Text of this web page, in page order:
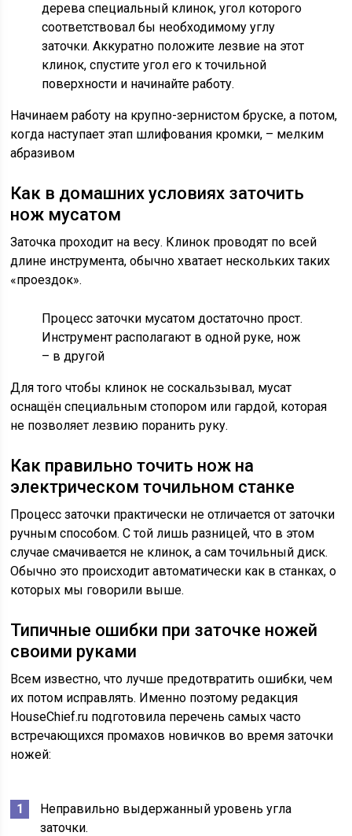
дерева специальный клинок, угол которого
соответствовал бы необходимому углу
заточки. Аккуратно положите лезвие на этот
клинок, спустите угол его к точильной
поверхности и начинайте работу.
Начинаем работу на крупно-зернистом бруске, а потом,
когда наступает этап шлифования кромки, – мелким
абразивом
Как в домашних условиях заточить
нож мусатом
Заточка проходит на весу. Клинок проводят по всей
длине инструмента, обычно хватает нескольких таких
«проездок».
Процесс заточки мусатом достаточно прост.
Инструмент располагают в одной руке, нож
– в другой
Для того чтобы клинок не соскальзывал, мусат
оснащён специальным стопором или гардой, которая
не позволяет лезвию поранить руку.
Как правильно точить нож на
электрическом точильном станке
Процесс заточки практически не отличается от заточки
ручным способом. С той лишь разницей, что в этом
случае смачивается не клинок, а сам точильный диск.
Обычно это происходит автоматически как в станках, о
которых мы говорили выше.
Типичные ошибки при заточке ножей
своими руками
Всем известно, что лучше предотвратить ошибки, чем
их потом исправлять. Именно поэтому редакция
HouseChief.ru подготовила перечень самых часто
встречающихся промахов новичков во время заточки
ножей:
Неправильно выдержанный уровень угла
заточки.